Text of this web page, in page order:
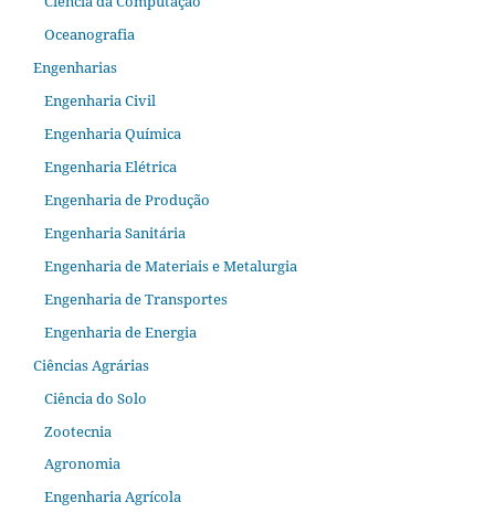
Oceanografia
Engenharias
Engenharia Civil
Engenharia Química
Engenharia Elétrica
Engenharia de Produção
Engenharia Sanitária
Engenharia de Materiais e Metalurgia
Engenharia de Transportes
Engenharia de Energia
Ciências Agrárias
Ciência do Solo
Zootecnia
Agronomia
Engenharia Agrícola